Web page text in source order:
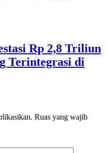
Rp 2,8 Triliun
Terintegrasi di
Ruas yang wajib